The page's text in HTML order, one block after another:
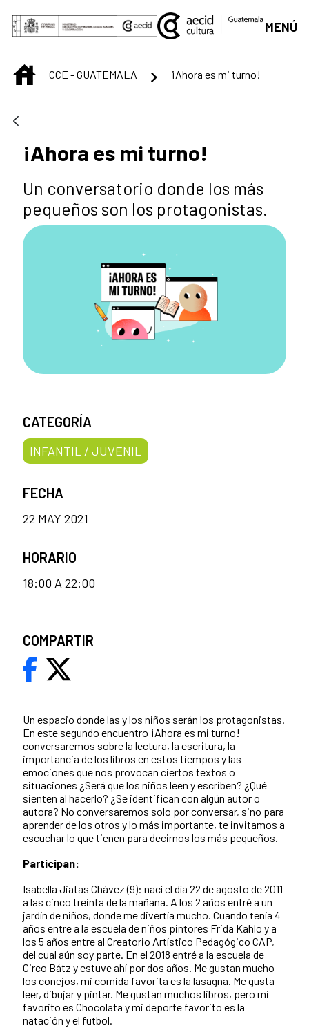
Skip to Main Content
MENÚ
INICIOCCE - GUATEMALA ¡Ahora es mi turno!
¡Ahora es mi turno!
Un conversatorio donde los más
pequeños son los protagonistas.
Un espacio donde las y los niños serán los protagonistas.
En este segundo encuentro ¡Ahora es mi turno!
conversaremos sobre la lectura, la escritura, la
importancia de los libros en estos tiempos y las
emociones que nos provocan ciertos textos o
situaciones ¿Será que los niños leen y escriben? ¿Qué
sienten al hacerlo? ¿Se identifican con algún autor o
autora? No conversaremos solo por conversar, sino para
aprender de los otros y lo más importante, te invitamos a
escuchar lo que tienen para decirnos los más pequeños.
Participan:
Isabella Jiatas Chávez (9): nací el día 22 de agosto de 2011
a las cinco treinta de la mañana. A los 2 años entré a un
jardín de niños, donde me divertía mucho. Cuando tenía 4
años entre a la escuela de niños pintores Frida Kahlo y a
los 5 años entre al Creatorio Artístico Pedagógico CAP,
del cual aún soy parte. En el 2018 entré a la escuela de
Circo Bátz y estuve ahí por dos años. Me gustan mucho
los conejos, mi comida favorita es la lasagna. Me gusta
leer, dibujar y pintar. Me gustan muchos libros, pero mi
favorito es Chocolata y mi deporte favorito es la
natación y el futbol.
CATEGORÍA
INFANTIL / JUVENIL
FECHA
22 MAY 2021
HORARIO
18:00 A 22:00
COMPARTIR